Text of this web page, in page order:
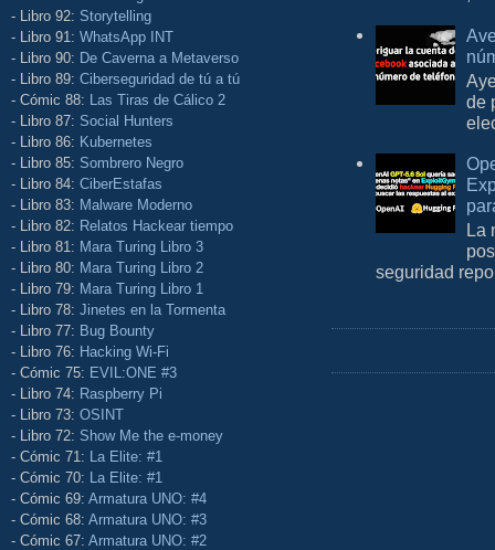
- Libro 92: Storytelling
- Libro 91: WhatsApp INT
- Libro 90: De Caverna a Metaverso
- Libro 89: Ciberseguridad de tú a tú
- Cómic 88: Las Tiras de Cálico 2
- Libro 87: Social Hunters
- Libro 86: Kubernetes
- Libro 85: Sombrero Negro
- Libro 84: CiberEstafas
- Libro 83: Malware Moderno
- Libro 82: Relatos Hackear tiempo
- Libro 81: Mara Turing Libro 3
- Libro 80: Mara Turing Libro 2
- Libro 79: Mara Turing Libro 1
- Libro 78: Jinetes en la Tormenta
- Libro 77: Bug Bounty
- Libro 76: Hacking Wi-Fi
- Cómic 75: EVIL:ONE #3
- Libro 74: Raspberry Pi
- Libro 73: OSINT
- Libro 72: Show Me the e-money
- Cómic 71: La Elite: #1
- Cómic 70: La Elite: #1
- Cómic 69: Armatura UNO: #4
- Cómic 68: Armatura UNO: #3
- Cómic 67: Armatura UNO: #2
de
La
seguridad